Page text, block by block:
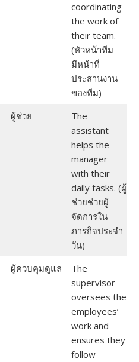
coordinating
the work of
their team.
(หัวหน้าทีม
มีหน้าที่
ประสานงาน
ของทีม)
ผู้ช่วย
The
assistant
helps the
manager
with their
daily tasks. (ผู้
ช่วยช่วยผู้
จัดการใน
ภารกิจประจำ
วัน)
ผู้ควบคุมดูแล
The
supervisor
oversees the
employees’
work and
ensures they
follow